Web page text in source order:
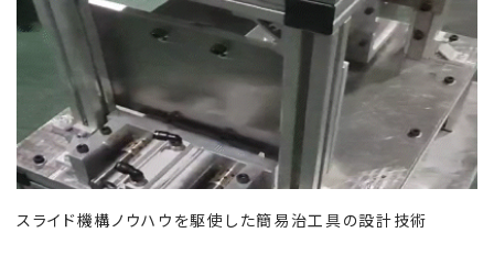
スライド機構ノウハウを駆使した簡易治工具の設計技術